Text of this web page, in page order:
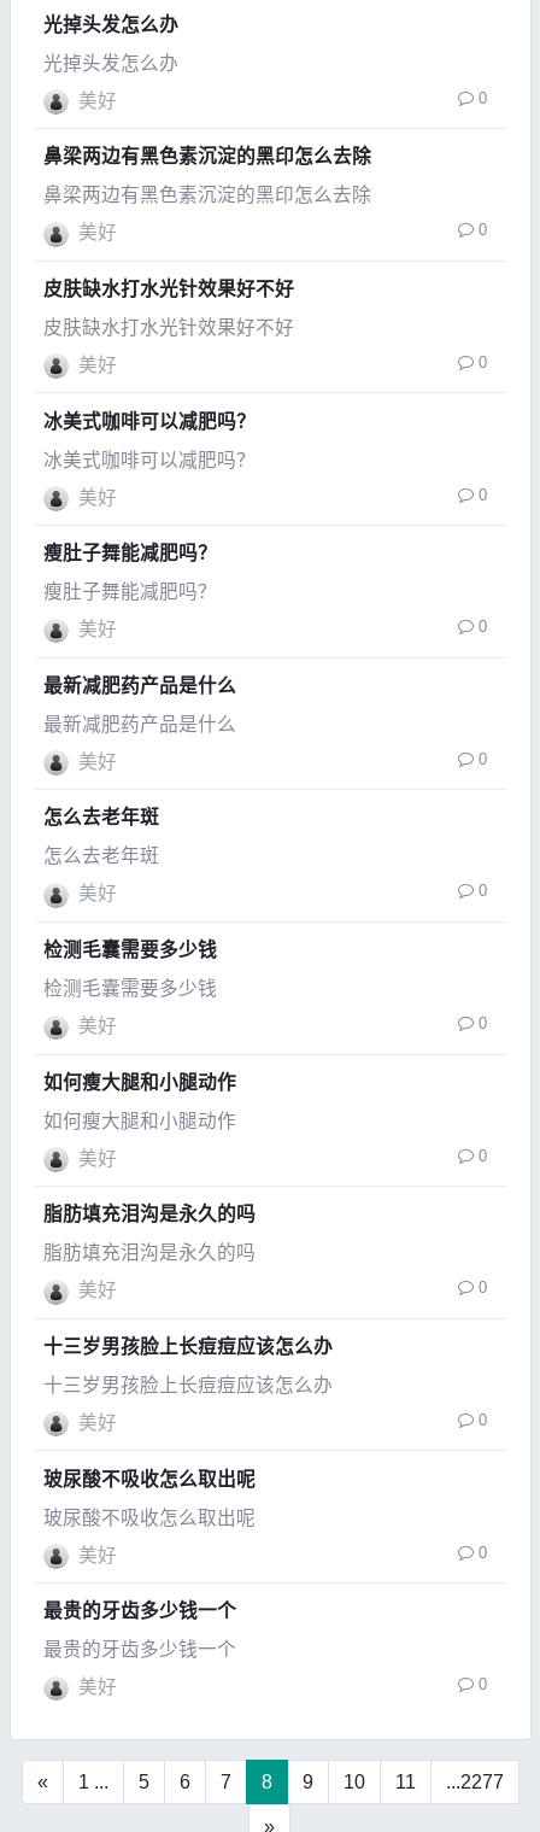
光掉头发怎么办
光掉头发怎么办
美好
0
鼻梁两边有黑色素沉淀的黑印怎么去除
鼻梁两边有黑色素沉淀的黑印怎么去除
美好
0
皮肤缺水打水光针效果好不好
皮肤缺水打水光针效果好不好
美好
0
冰美式咖啡可以减肥吗？
冰美式咖啡可以减肥吗？
美好
0
瘦肚子舞能减肥吗？
瘦肚子舞能减肥吗？
美好
0
最新减肥药产品是什么
最新减肥药产品是什么
美好
0
怎么去老年斑
怎么去老年斑
美好
0
检测毛囊需要多少钱
检测毛囊需要多少钱
美好
0
如何瘦大腿和小腿动作
如何瘦大腿和小腿动作
美好
0
脂肪填充泪沟是永久的吗
脂肪填充泪沟是永久的吗
美好
0
十三岁男孩脸上长痘痘应该怎么办
十三岁男孩脸上长痘痘应该怎么办
美好
0
玻尿酸不吸收怎么取出呢
玻尿酸不吸收怎么取出呢
美好
0
最贵的牙齿多少钱一个
最贵的牙齿多少钱一个
美好
0
« 1 ... 5 6 7 8 9 10 11 ...2277
»